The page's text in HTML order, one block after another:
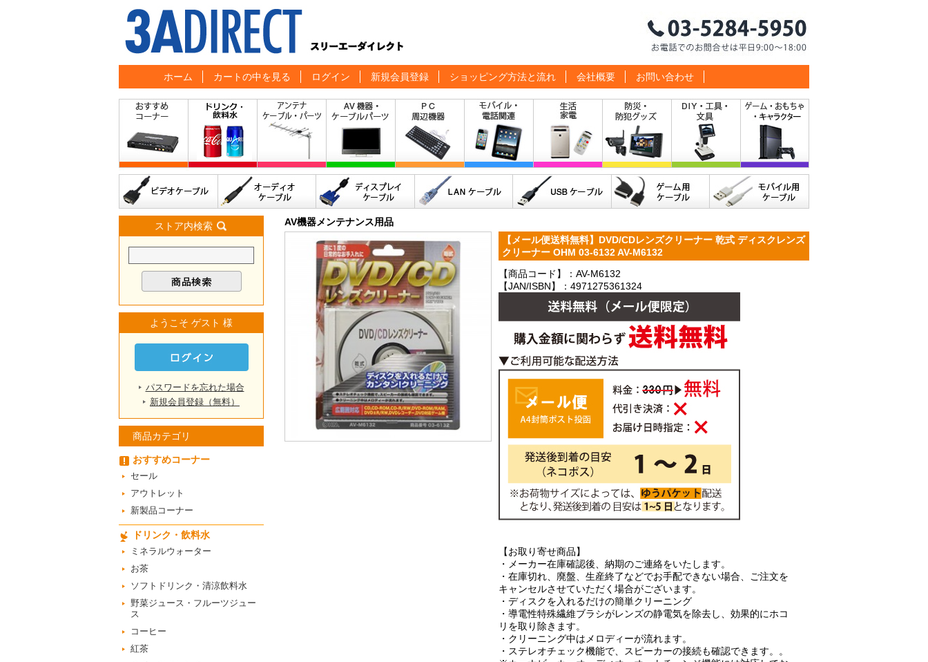
ホーム カートの中を見る ログイン 新規会員登録 ショッピング方法と流れ 会社概要 お問い合わせ
ストア内検索
ようこそ ゲスト 様
パスワードを忘れた場合
新規会員登録（無料）
商品カテゴリ
おすすめコーナー
セール
アウトレット
新製品コーナー
ドリンク・飲料水
ミネラルウォーター
お茶
ソフトドリンク・清涼飲料水
野菜ジュース・フルーツジュー
ス
コーヒー
紅茶
AV機器メンテナンス用品
【メール便送料無料】DVD/CDレンズクリーナー 乾式 ディスクレンズ
クリーナー OHM 03-6132 AV-M6132
【商品コード】：AV-M6132
【JAN/ISBN】：4971275361324
【お取り寄せ商品】
・メーカー在庫確認後、納期のご連絡をいたします。
・在庫切れ、廃盤、生産終了などでお手配できない場合、ご注文を
キャンセルさせていただく場合がございます。
・ディスクを入れるだけの簡単クリーニング
・導電性特殊繊維ブラシがレンズの静電気を除去し、効果的にホコ
リを取り除きます。
・クリーニング中はメロディーが流れます。
・ステレオチェック機能で、スピーカーの接続も確認できます。。